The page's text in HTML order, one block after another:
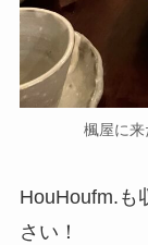
楓屋に
HouHoufm.も
さい！